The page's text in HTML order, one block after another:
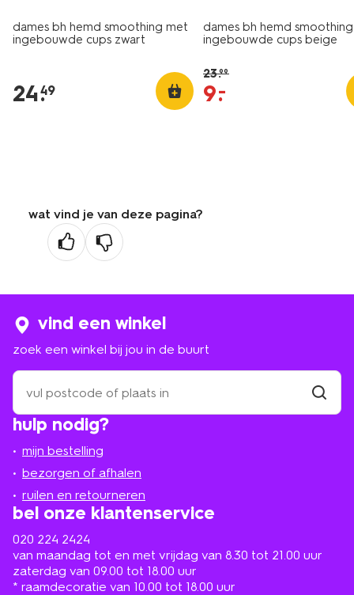
dames bh hemd smoothing met
ingebouwde cups zwart
24.
49
dames bh hemd
ingebouwde cups beige
23.99
9.
–
wat vind je van deze pagina?
hulp nodig?
mijn bestelling
bezorgen of afhalen
ruilen en retourneren
bel onze klantenservice
020 224 2424
van maandag tot en met vrijdag van 8.30 tot 21.00 uur
zaterdag van 09.00 tot 18.00 uur
* raamdecoratie van 10.00 tot 18.00 uur
vind een winkel
zoek een winkel bij jou in de buurt
zoek
een
winkel
bij
in
de
buurt